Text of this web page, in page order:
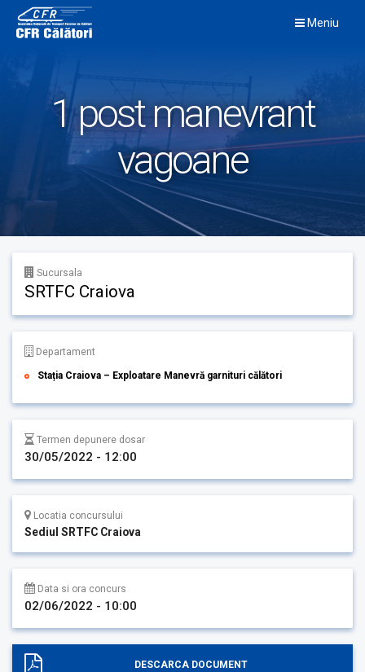
content
Meniu
1 post manevrant
vagoane
Sucursala
SRTFC Craiova
Departament
Stația Craiova – Exploatare Manevră garnituri călători
Termen depunere dosar
30/05/2022 - 12:00
Locatia concursului
Sediul SRTFC Craiova
Data si ora concurs
02/06/2022 - 10:00
DESCARCA DOCUMENT